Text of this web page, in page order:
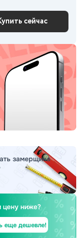
замерщика
цену ниже?
еще дешевле!
сейчас